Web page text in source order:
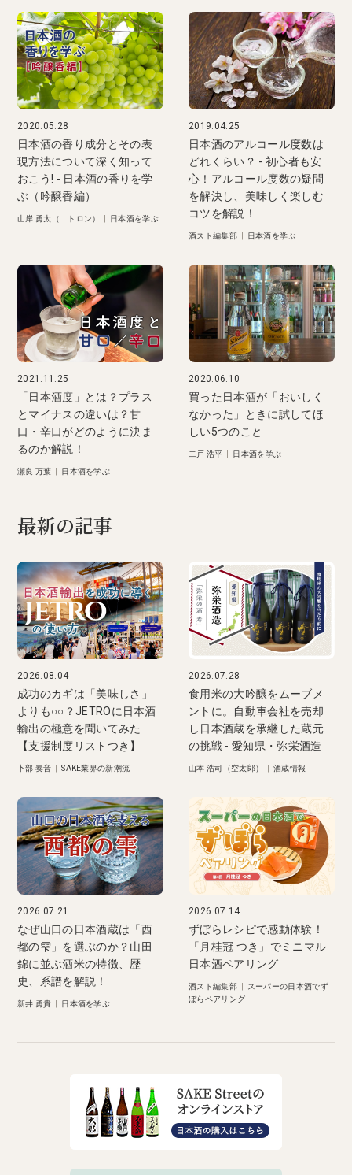
2020.05.28
日本酒の香り成分とその表
現方法について深く知って
おこう! - 日本酒の香りを学
ぶ（吟醸香編）
山岸 勇太（ニトロン） 日本酒を学ぶ
2019.04.25
日本酒のアルコール度数は
どれくらい？ - 初心者も安
心！アルコール度数の疑問
を解決し、美味しく楽しむ
コツを解説！
酒スト編集部 日本酒を学ぶ
2021.11.25
「日本酒度」とは？プラス
とマイナスの違いは？甘
口・辛口がどのように決ま
るのか解説！
瀬良 万葉 日本酒を学ぶ
2020.06.10
買った日本酒が「おいしく
なかった」ときに試してほ
しい5つのこと
二戸 浩平 日本酒を学ぶ
最新の記事
2026.08.04
成功のカギは「美味しさ」
よりも○○？JETROに日本酒
輸出の極意を聞いてみた
【支援制度リストつき】
卜部 奏音 |SAKE業界の新潮流
2026.07.28
食用米の大吟醸をムーブメ
ントに。自動車会社を売却
し日本酒蔵を承継した蔵元
の挑戦 - 愛知県・弥栄酒造
山本 浩司（空太郎） 酒蔵情報
2026.07.21
なぜ山口の日本酒蔵は「西
都の雫」を選ぶのか？山田
錦に並ぶ酒米の特徴、歴
史、系譜を解説！
新井 勇貴 日本酒を学ぶ
2026.07.14
ずぼらレシピで感動体験！
「月桂冠 つき」でミニマル
日本酒ペアリング
酒スト編集部
スーパーの日本酒でず
ぼらペアリング